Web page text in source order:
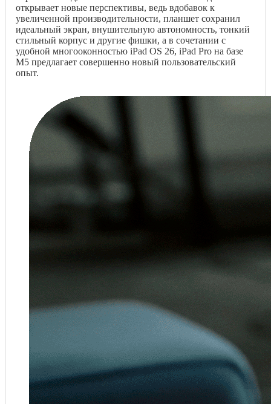
открывает новые перспективы, ведь вдобавок к
увеличенной производительности, планшет сохранил
идеальный экран, внушительную автономность, тонкий
стильный корпус и другие фишки, а в сочетании с
удобной многооконностью iPad OS 26, iPad Pro на базе
M5 предлагает совершенно новый пользовательский
опыт.